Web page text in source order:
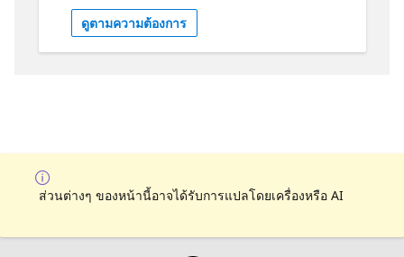
Nehmen Sie einen einfachen Plan mit, um
Ihre persönliche Agenda zu erstellen, die
richtigen Tracks zu verfolgen und maximalen
ดูตามความต้องการ
ส่วนต่างๆ ของหน้านี้อาจได้รับการแปลโดยเครื่องหรือ AI